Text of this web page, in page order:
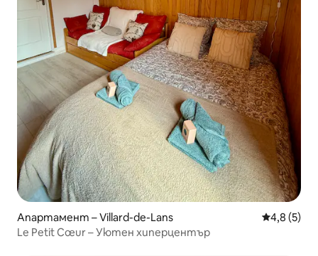
Апартамент – Villard-de-Lans Средна
4,8 (5)
Le Petit Cœur – Уютен хиперцентър